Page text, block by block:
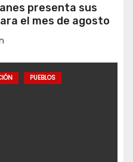
presenta sus
el mes de agosto
PUEBLOS